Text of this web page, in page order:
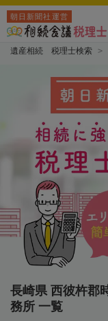
朝日新聞社運営
遺産相続 税理士検索
長崎県 西彼杵郡
務所 一覧